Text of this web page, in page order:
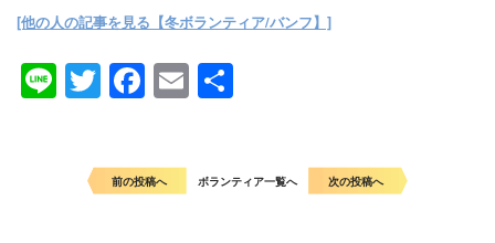
[他の人の記事を見る【冬ボランティア/バンフ】]
LineTwitter
Facebook
Email
前の投稿へ ボランティア一覧へ 次の投稿へ